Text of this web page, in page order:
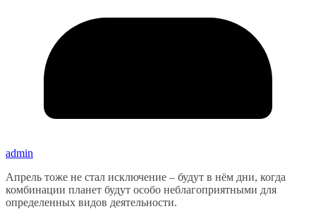
admin
Апрель тоже не стал исключение – будут в нём дни, когда
комбинации планет будут особо неблагоприятными для
определенных видов деятельности.